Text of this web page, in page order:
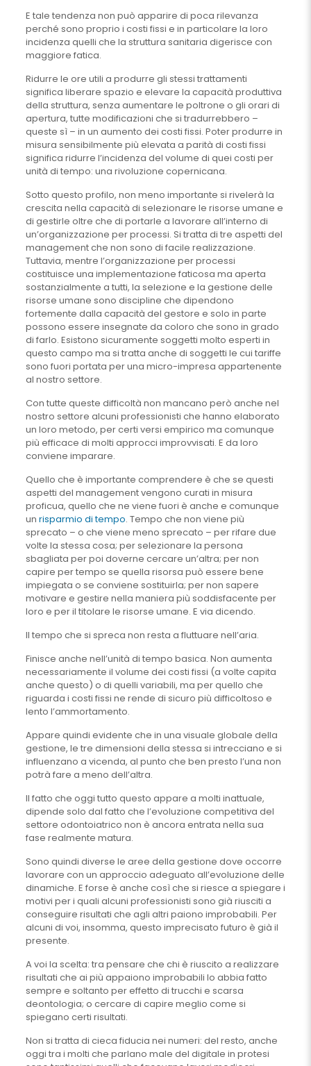
E tale tendenza non può apparire di poca rilevanza
perché sono proprio i costi fissi e in particolare la loro
incidenza quelli che la struttura sanitaria digerisce con
maggiore fatica.
Ridurre le ore utili a produrre gli stessi trattamenti
significa liberare spazio e elevare la capacità produttiva
della struttura, senza aumentare le poltrone o gli orari di
apertura, tutte modificazioni che si tradurrebbero –
queste sì – in un aumento dei costi fissi. Poter produrre in
misura sensibilmente più elevata a parità di costi fissi
significa ridurre l’incidenza del volume di quei costi per
unità di tempo: una rivoluzione copernicana.
Sotto questo profilo, non meno importante si rivelerà la
crescita nella capacità di selezionare le risorse umane e
di gestirle oltre che di portarle a lavorare all’interno di
un’organizzazione per processi. Si tratta di tre aspetti del
management che non sono di facile realizzazione.
Tuttavia, mentre l’organizzazione per processi
costituisce una implementazione faticosa ma aperta
sostanzialmente a tutti, la selezione e la gestione delle
risorse umane sono discipline che dipendono
fortemente dalla capacità del gestore e solo in parte
possono essere insegnate da coloro che sono in grado
di farlo. Esistono sicuramente soggetti molto esperti in
questo campo ma si tratta anche di soggetti le cui tariffe
sono fuori portata per una micro-impresa appartenente
al nostro settore.
Con tutte queste difficoltà non mancano però anche nel
nostro settore alcuni professionisti che hanno elaborato
un loro metodo, per certi versi empirico ma comunque
più efficace di molti approcci improvvisati. E da loro
conviene imparare.
Quello che è importante comprendere è che se questi
aspetti del management vengono curati in misura
proficua, quello che ne viene fuori è anche e comunque
un risparmio di tempo. Tempo che non viene più
sprecato – o che viene meno sprecato – per rifare due
volte la stessa cosa; per selezionare la persona
sbagliata per poi doverne cercare un’altra; per non
capire per tempo se quella risorsa può essere bene
impiegata o se conviene sostituirla; per non sapere
motivare e gestire nella maniera più soddisfacente per
loro e per il titolare le risorse umane. E via dicendo.
Il tempo che si spreca non resta a fluttuare nell’aria.
Finisce anche nell’unità di tempo basica. Non aumenta
necessariamente il volume dei costi fissi (a volte capita
anche questo) o di quelli variabili, ma per quello che
riguarda i costi fissi ne rende di sicuro più difficoltoso e
lento l’ammortamento.
Appare quindi evidente che in una visuale globale della
gestione, le tre dimensioni della stessa si intrecciano e si
influenzano a vicenda, al punto che ben presto l’una non
potrà fare a meno dell’altra.
Il fatto che oggi tutto questo appare a molti inattuale,
dipende solo dal fatto che l’evoluzione competitiva del
settore odontoiatrico non è ancora entrata nella sua
fase realmente matura.
Sono quindi diverse le aree della gestione dove occorre
lavorare con un approccio adeguato all’evoluzione delle
dinamiche. E forse è anche così che si riesce a spiegare i
motivi per i quali alcuni professionisti sono già riusciti a
conseguire risultati che agli altri paiono improbabili. Per
alcuni di voi, insomma, questo imprecisato futuro è già il
presente.
A voi la scelta: tra pensare che chi è riuscito a realizzare
risultati che ai più appaiono improbabili lo abbia fatto
sempre e soltanto per effetto di trucchi e scarsa
deontologia; o cercare di capire meglio come si
spiegano certi risultati.
Non si tratta di cieca fiducia nei numeri: del resto, anche
oggi tra i molti che parlano male del digitale in protesi